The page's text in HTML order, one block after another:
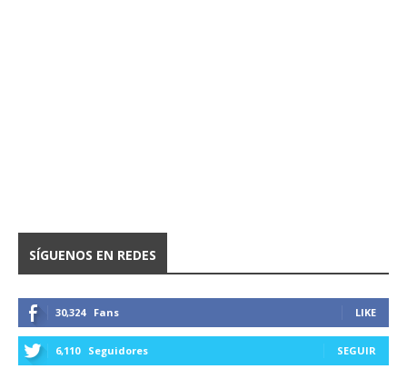
SÍGUENOS EN REDES
30,324 Fans LIKE
6,110 Seguidores SEGUIR